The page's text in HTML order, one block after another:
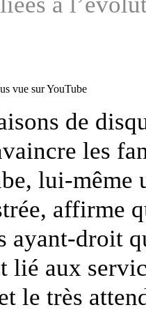
vue sur YouTube
de
les
lui-même
affirme
ayant-droit
lié aux
le très